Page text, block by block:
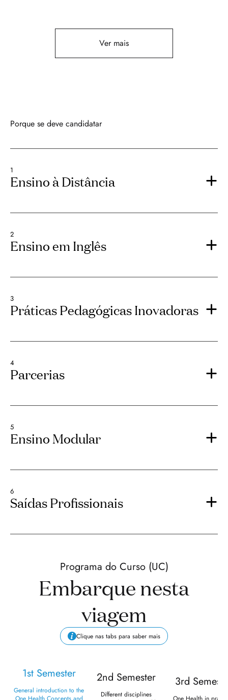
Ver mais
Porque se deve candidatar
1
Ensino à Distância
2
Ensino em Inglês
3
Práticas Pedagógicas Inovadoras
4
Parcerias
5
Ensino Modular
6
Saídas Profissionais
Programa do Curso (UC)
Embarque nesta
viagem
Clique nas tabs para saber mais
1st Semester
General introduction to the
2nd Semester
Different disciplines
3rd